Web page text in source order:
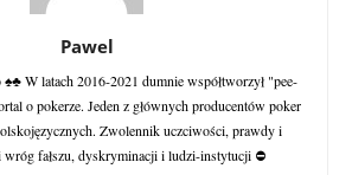
Pawel
W latach 2016-2021 dumnie współtworzył "pee-
o pokerze. Jeden z głównych producentów poker
Zwolennik uczciwości, prawdy i
fałszu, dyskryminacji i ludzi-instytucji ⛔